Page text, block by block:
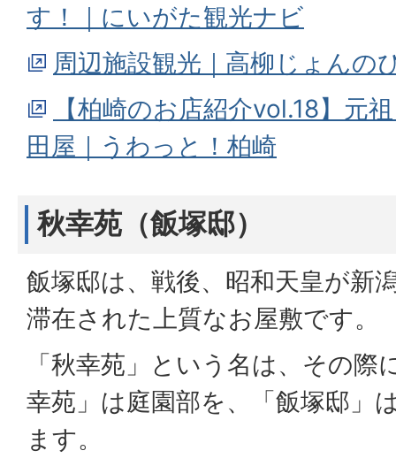
す！｜にいがた観光ナビ
周辺施設観光｜高柳じょんの
【柏崎のお店紹介vol.18】元
田屋｜うわっと！柏崎
秋幸苑（飯塚邸）
飯塚邸は、戦後、昭和天皇が新
滞在された上質なお屋敷です。
「秋幸苑」という名は、その際
幸苑」は庭園部を、「飯塚邸」
ます。